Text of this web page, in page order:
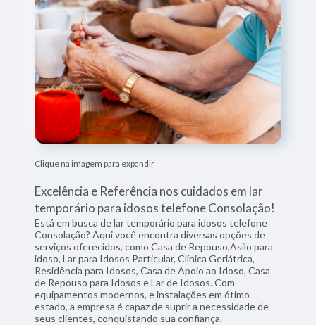
Clique na imagem para expandir
Excelência e Referência nos cuidados em lar
temporário para idosos telefone Consolação!
Está em busca de lar temporário para idosos telefone
Consolação? Aqui você encontra diversas opções de
serviços oferecidos, como Casa de Repouso,Asilo para
idoso, Lar para Idosos Particular, Clínica Geriátrica,
Residência para Idosos, Casa de Apoio ao Idoso, Casa
de Repouso para Idosos e Lar de Idosos. Com
equipamentos modernos, e instalações em ótimo
estado, a empresa é capaz de suprir a necessidade de
seus clientes, conquistando sua confiança.